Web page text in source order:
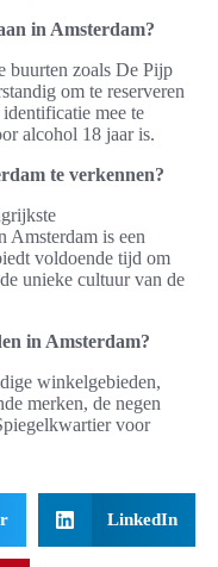
in Amsterdam?
buurten zoals De Pijp
om te reserveren
mee te
alcohol 18 jaar is.
te verkennen?
Amsterdam is een
voldoende tijd om
unieke cultuur van de
in Amsterdam?
winkelgebieden,
merken, de negen
voor
LinkedIn